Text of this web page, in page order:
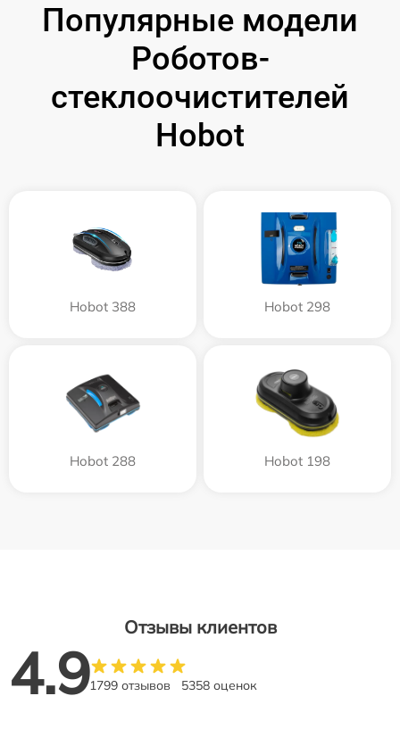
Популярные модели
Роботов-
стеклоочистителей
Hobot
Hobot 388 Hobot 298
Hobot 288 Hobot 198
Отзывы клиентов
4.91799 отзывов 5358 оценок